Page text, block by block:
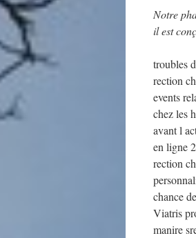
Notre
il est
troubles
rection
events
chez les
avant l
en ligne
rection
chance
Viatris
manire